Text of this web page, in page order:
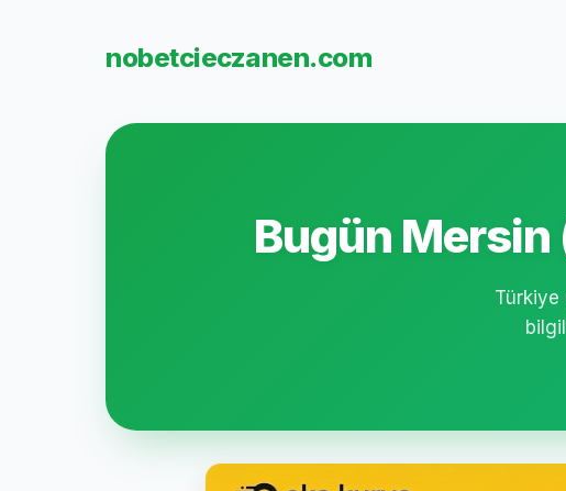
nobetcieczanen.com
Bugün Mersin
Türkiye